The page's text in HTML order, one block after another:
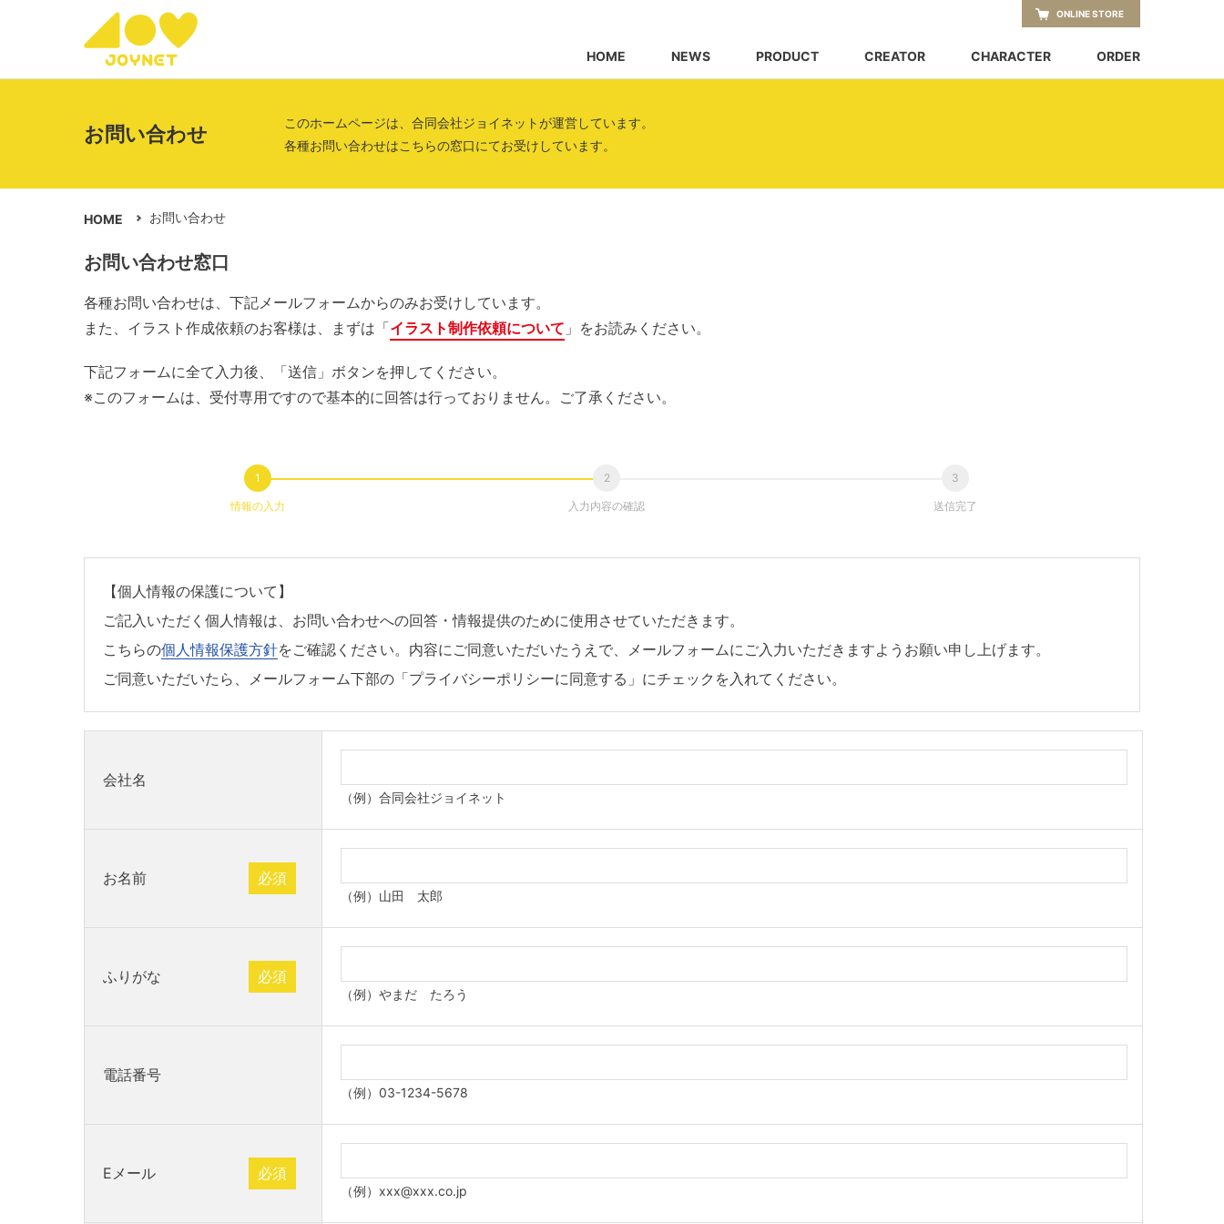
HOME NEWS PRODUCT CREATOR CHARACTER ORDER
ONLINE STORE
お問い合わせ
このホームページは、合同会社ジョイネットが運営しています。
各種お問い合わせはこちらの窓口にてお受けしています。
HOME お問い合わせ
お問い合わせ窓口
各種お問い合わせは、下記メールフォームからのみお受けしています。
また、イラスト作成依頼のお客様は、まずは「イラスト制作依頼について 」をお読みください。
下記フォームに全て入力後、「送信」ボタンを押してください。
※このフォームは、受付専用ですので基本的に回答は行っておりません。ご了承ください。
情報の入力 入力内容の確認 送信完了
【個人情報の保護について】
ご記入いただく個人情報は、お問い合わせへの回答・情報提供のために使用させていただきます。
こちらの個人情報保護方針をご確認ください。内容にご同意いただいたうえで、メールフォームにご入力いただきますようお願い申し上げます。
ご同意いただいたら、メールフォーム下部の「プライバシーポリシーに同意する」にチェックを入れてください。
会社名
（例）合同会社ジョイネット
お名前 必須
（例）山田 太郎
ふりがな 必須
（例）やまだ たろう
電話番号
（例）03-1234-5678
Eメール 必須
（例）xxx@xxx.co.jp